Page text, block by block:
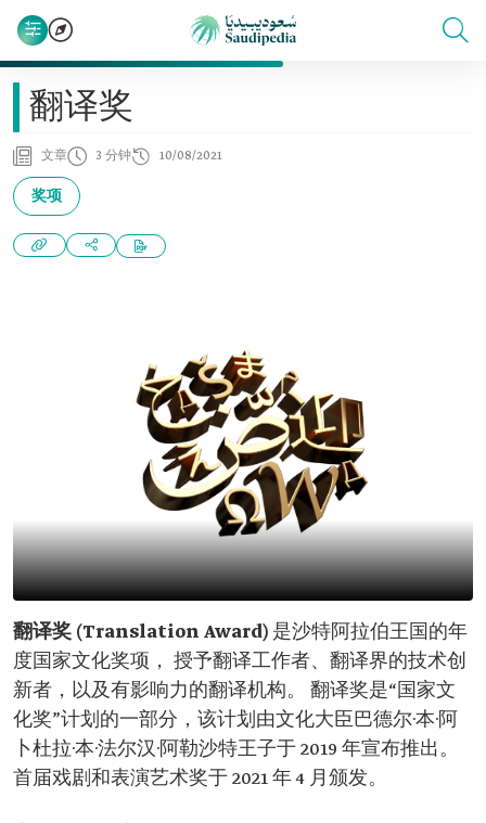
翻译奖
文章 3 分钟 10/08/2021
奖项
翻译奖 (Translation Award) 是沙特阿拉伯王国的年
度国家文化奖项， 授予翻译工作者、翻译界的技术创
新者，以及有影响力的翻译机构。 翻译奖是“国家文
化奖”计划的一部分，该计划由文化大臣巴德尔·本·阿
卜杜拉·本·法尔汉·阿勒沙特王子于 2019 年宣布推出。
首届戏剧和表演艺术奖于 2021 年 4 月颁发。